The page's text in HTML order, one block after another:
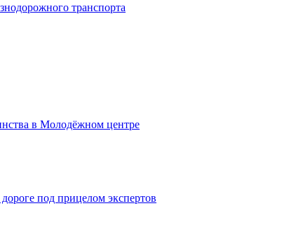
транспорта
в Молодёжном центре
под прицелом экспертов